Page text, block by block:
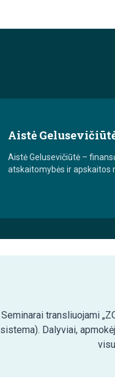
Aistė
Aistė Gelusevičiūtė –
atskaitomybės ir apskaitos
Seminarai transliuojami
sistema). Dalyviai,